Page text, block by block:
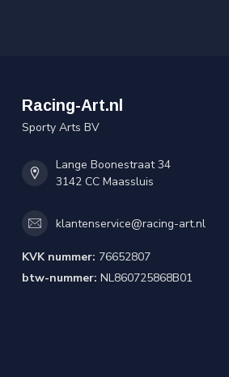
Racing-Art.nl
Sporty Arts BV
Lange Boonestraat 34
3142 CC Maassluis
klantenservice@racing-art.nl
KVK nummer: 76652807
btw-nummer: NL860725868B01